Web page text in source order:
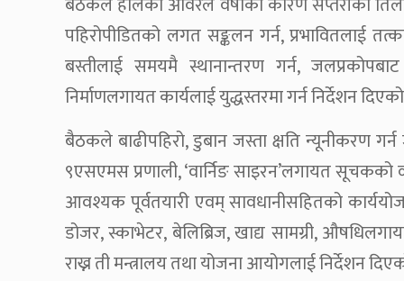
पहिरोपीडितको लगत सङ्कलन गर्न, प्रभावितलाई
बस्तीलाई समयमै स्थानान्तरण गर्न,
निर्माणलगायत कार्यलाई युद्धस्तरमा गर्न निर्देशन
बैठकले बाढीपहिरो, डुबान जस्ता क्षति न्यूनीकरण
९एसएमस प्रणाली, ‘वार्निङ साइरन’लगायत सूचकको
आवश्यक पूर्वतयारी एवम् सावधानीसहितको
डोजर, स्काभेटर, बेलिब्रिज, खाद्य सामग्री,
राख्न ती मन्त्रालय तथा योजना आयोगलाई निर्देशन